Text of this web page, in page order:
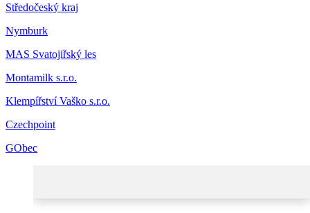
Středočeský kraj
Nymburk
MAS Svatojiřský les
Montamilk s.r.o.
Klempířství Vaško s.r.o.
Czechpoint
GObec